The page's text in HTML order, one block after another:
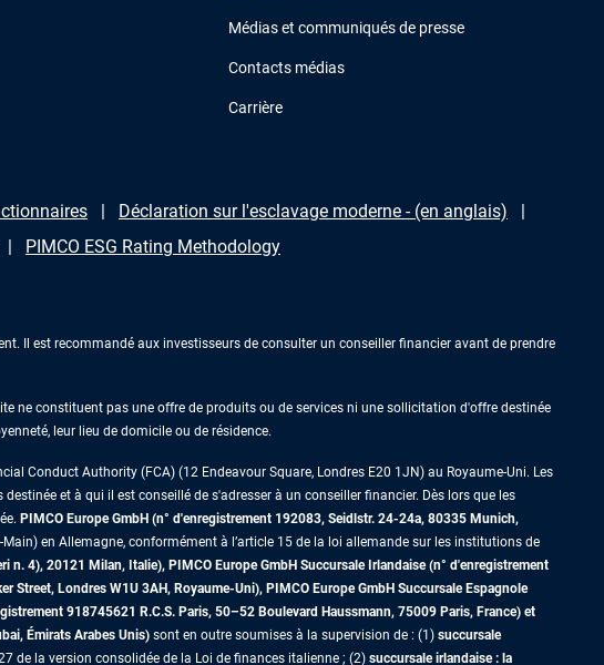
Médias et communiqués de presse
Contacts médias
Carrière
Déclaration sur l'esclavage moderne - (en anglais)
PIMCO ESG Rating Methodology
Il est recommandé aux investisseurs de consulter un conseiller financier avant de prendre
ne constituent pas une offre de produits ou de services ni une sollicitation d'offre destinée
leur lieu de domicile ou de résidence.
Conduct Authority (FCA) (12 Endeavour Square, Londres E20 1JN) au Royaume-Uni. Les
et à qui il est conseillé de s'adresser à un conseiller financier. Dès lors que les
PIMCO Europe GmbH (n° d'enregistrement 192083, Seidlstr. 24-24a, 80335 Munich,
en Allemagne, conformément à l’article 15 de la loi allemande sur les institutions de
4), 20121 Milan, Italie), PIMCO Europe GmbH Succursale Irlandaise (n° d'enregistrement
Londres W1U 3AH, Royaume-Uni), PIMCO Europe GmbH Succursale Espagnole
918745621 R.C.S. Paris, 50–52 Boulevard Haussmann, 75009 Paris, France) et
Émirats Arabes Unis) sont en outre soumises à la supervision de : (1) succursale
de la version consolidée de la Loi de finances italienne ; (2) succursale irlandaise : la